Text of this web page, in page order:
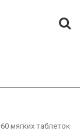
мягких таблеток